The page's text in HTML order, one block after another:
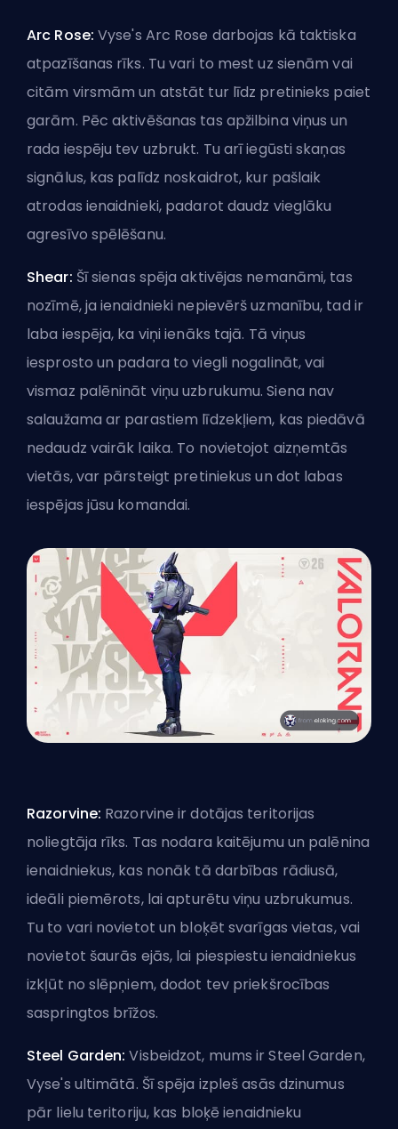
Arc Rose: Vyse's Arc Rose darbojas kā taktiska
atpazīšanas rīks. Tu vari to mest uz sienām vai
citām virsmām un atstāt tur līdz pretinieks paiet
garām. Pēc aktivēšanas tas apžilbina viņus un
rada iespēju tev uzbrukt. Tu arī iegūsti skaņas
signālus, kas palīdz noskaidrot, kur pašlaik
atrodas ienaidnieki, padarot daudz vieglāku
agresīvo spēlēšanu.
Shear: Šī sienas spēja aktivējas nemanāmi, tas
nozīmē, ja ienaidnieki nepievērš uzmanību, tad ir
laba iespēja, ka viņi ienāks tajā. Tā viņus
iesprosto un padara to viegli nogalināt, vai
vismaz palēnināt viņu uzbrukumu. Siena nav
salaužama ar parastiem līdzekļiem, kas piedāvā
nedaudz vairāk laika. To novietojot aizņemtās
vietās, var pārsteigt pretiniekus un dot labas
iespējas jūsu komandai.
Razorvine: Razorvine ir dotājas teritorijas
noliegtāja rīks. Tas nodara kaitējumu un palēnina
ienaidniekus, kas nonāk tā darbības rādiusā,
ideāli piemērots, lai apturētu viņu uzbrukumus.
Tu to vari novietot un bloķēt svarīgas vietas, vai
novietot šaurās ejās, lai piespiestu ienaidniekus
izkļūt no slēpņiem, dodot tev priekšrocības
saspringtos brīžos.
Steel Garden:Visbeidzot, mums ir Steel Garden,
Vyse's ultimātā. Šī spēja izpleš asās dzinumus
pār lielu teritoriju, kas bloķē ienaidnieku